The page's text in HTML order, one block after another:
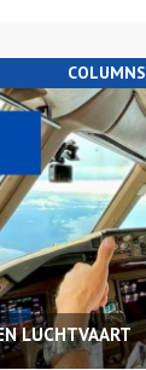
COLUMNS
LUCHTVAART